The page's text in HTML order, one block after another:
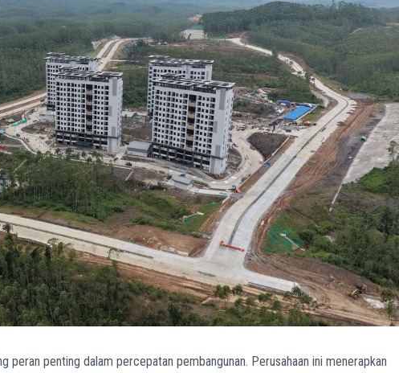
peran penting dalam percepatan pembangunan. Perusahaan ini menerapkan